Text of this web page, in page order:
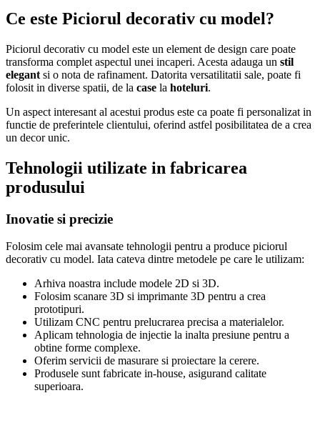
Ce este Piciorul decorativ cu model?
Piciorul decorativ cu model este un element de design care poate
transforma complet aspectul unei incaperi. Acesta adauga un stil
elegant si o nota de rafinament. Datorita versatilitatii sale, poate fi
folosit in diverse spatii, de la case la hoteluri.
Un aspect interesant al acestui produs este ca poate fi personalizat in
functie de preferintele clientului, oferind astfel posibilitatea de a crea
un decor unic.
Tehnologii utilizate in fabricarea
produsului
Inovatie si precizie
Folosim cele mai avansate tehnologii pentru a produce piciorul
decorativ cu model. Iata cateva dintre metodele pe care le utilizam:
Arhiva noastra include modele 2D si 3D.
Folosim scanare 3D si imprimante 3D pentru a crea
prototipuri.
Utilizam CNC pentru prelucrarea precisa a materialelor.
Aplicam tehnologia de injectie la inalta presiune pentru a
obtine forme complexe.
Oferim servicii de masurare si proiectare la cerere.
Produsele sunt fabricate in-house, asigurand calitate
superioara.